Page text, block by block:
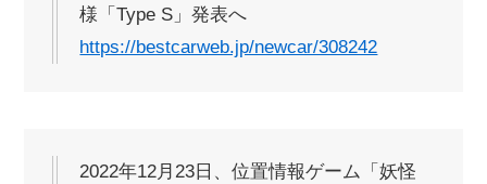
様「Type S」発表へ
https://bestcarweb.jp/newcar/308242
2022年12月23日、位置情報ゲーム「妖怪